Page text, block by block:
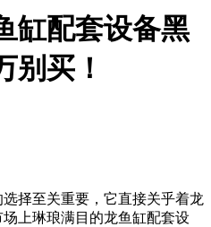
缸配套设备黑
别买！
择至关重要，它直接关乎着龙
上琳琅满目的龙鱼缸配套设